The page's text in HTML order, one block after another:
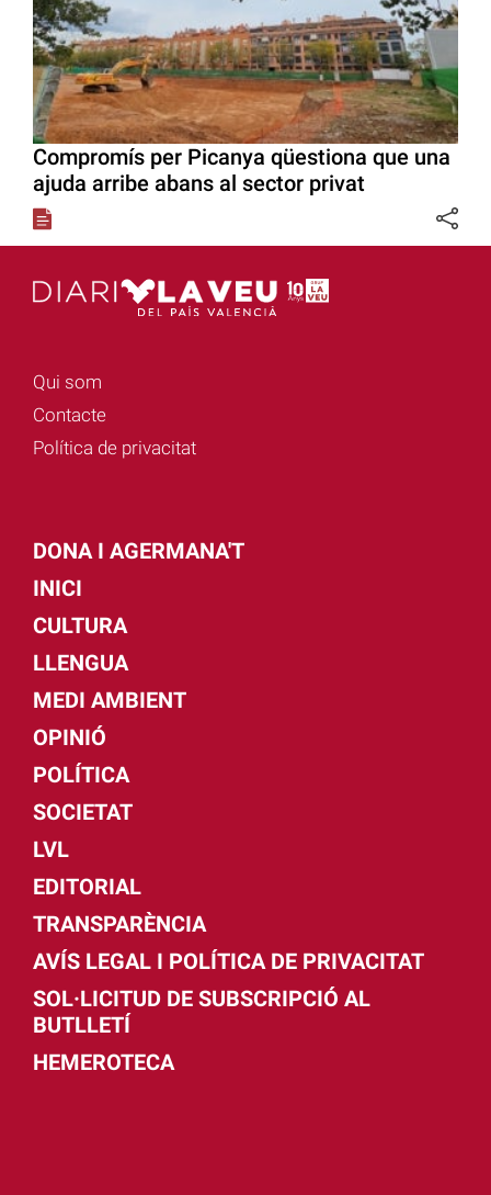
Compromís per Picanya qüestiona que una
ajuda arribe abans al sector privat
Qui som
Contacte
Política de privacitat
DONA I AGERMANA'T
INICI
CULTURA
LLENGUA
MEDI AMBIENT
OPINIÓ
POLÍTICA
SOCIETAT
LVL
EDITORIAL
TRANSPARÈNCIA
AVÍS LEGAL I POLÍTICA DE PRIVACITAT
SOL·LICITUD DE SUBSCRIPCIÓ AL
BUTLLETÍ
HEMEROTECA